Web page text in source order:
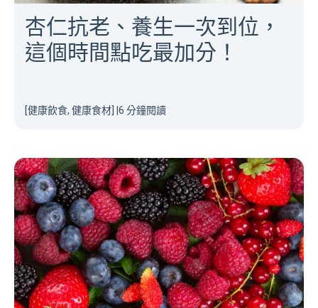
杏仁抗老、養生一次到位，
這個時間點吃最加分！
[健康飲食, 健康食材] 6 分鐘閱讀